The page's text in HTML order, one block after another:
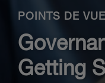
POINTS DE VUE
Getting